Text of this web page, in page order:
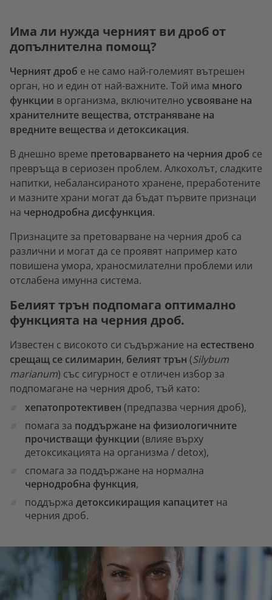
Има ли нужда черният ви дроб от
допълнителна помощ?
Черният дроб е не само най-големият вътрешен
орган, но и един от най-важните. Той има много
функции в организма, включително усвояване на
хранителните вещества, отстраняване на
вредните вещества и детоксикация.
В днешно време претоварването на черния дроб се
превръща в сериозен проблем. Алкохолът, сладките
напитки, небалансираното хранене, преработените
и мазните храни могат да бъдат първите признаци
на чернодробна дисфункция.
Признаците за претоварване на черния дроб са
различни и могат да се проявят например като
повишена умора, храносмилателни проблеми или
отслабена имунна система.
Белият трън подпомага оптимално
функцията на черния дроб.
Известен с високото си съдържание на естествено
срещащ се силимарин, белият трън (Silybum
marianum) със сигурност е отличен избор за
подпомагане на черния дроб, тъй като:
хепатопротективен (предпазва черния дроб),
помага за поддържане на физиологичните
прочистващи функции (влияе върху
детоксикацията на организма / detox),
спомага за поддържане на нормална
чернодробна функция,
поддържа детоксикиращия капацитет на
черния дроб.